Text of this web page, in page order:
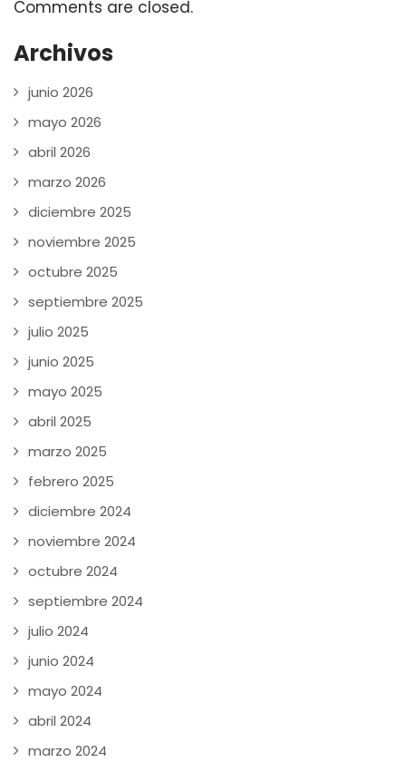
Comments are closed.
Archivos
junio 2026
mayo 2026
abril 2026
marzo 2026
diciembre 2025
noviembre 2025
octubre 2025
septiembre 2025
julio 2025
junio 2025
mayo 2025
abril 2025
marzo 2025
febrero 2025
diciembre 2024
noviembre 2024
octubre 2024
septiembre 2024
julio 2024
junio 2024
mayo 2024
abril 2024
marzo 2024